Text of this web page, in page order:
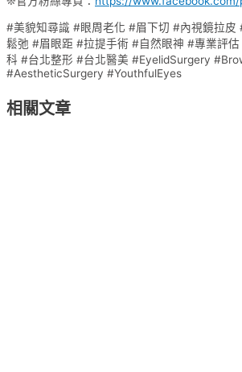
#美貌知尋識 #眼周老化 #眉下切 #內視鏡拉皮
鬆弛 #眉眼距 #拉提手術 #自然眼神 #專業評
科 #台北整形 #台北醫美 #EyelidSurgery
#AestheticSurgery #YouthfulEyes
相關文章